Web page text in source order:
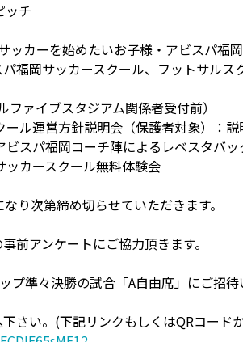
ッチ
ッカーを始めたいお子様・アビスパ福
福岡サッカースクール、フットサルス
ブスタジアム関係者受付前）
ル運営方針説明会（保護者対象）：説
スパ福岡コーチ陣によるレベスタバッ
カースクール無料体験会
次第締め切らせていただきます。
アンケートにご協力頂きます。
プ準々決勝の試合「A自由席」にご招待
さい。(下記リンクもしくはQRコード